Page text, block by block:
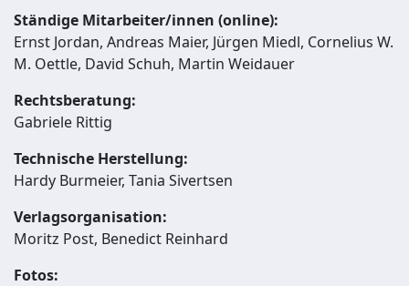
Ständige Mitarbeiter/innen (online):
Ernst Jordan, Andreas Maier, Jürgen Miedl, Cornelius W.
M. Oettle, David Schuh, Martin Weidauer
Rechtsberatung:
Gabriele Rittig
Technische Herstellung:
Hardy Burmeier, Tania Sivertsen
Verlagsorganisation:
Moritz Post, Benedict Reinhard
Fotos: